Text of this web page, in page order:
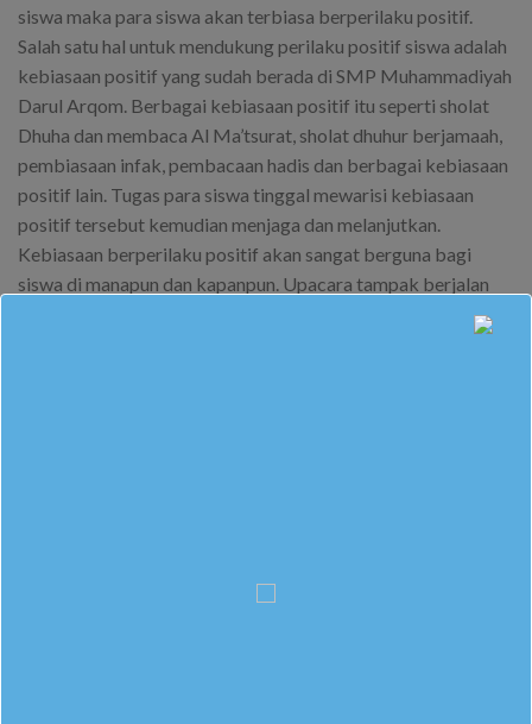
siswa maka para siswa akan terbiasa berperilaku positif.
Salah satu hal untuk mendukung perilaku positif siswa adalah
kebiasaan positif yang sudah berada di SMP Muhammadiyah
Darul Arqom. Berbagai kebiasaan positif itu seperti sholat
Dhuha dan membaca Al Ma’tsurat, sholat dhuhur berjamaah,
pembiasaan infak, pembacaan hadis dan berbagai kebiasaan
positif lain. Tugas para siswa tinggal mewarisi kebiasaan
positif tersebut kemudian menjaga dan melanjutkan.
Kebiasaan berperilaku positif akan sangat berguna bagi
siswa di manapun dan kapanpun. Upacara tampak berjalan
sangat khidmat. Tim petugas upacara yang kali ini berasal